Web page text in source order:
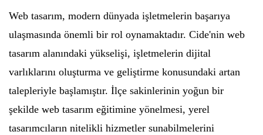
Web tasarım, modern dünyada işletmelerin başarıya
ulaşmasında önemli bir rol oynamaktadır. Cide'nin web
tasarım alanındaki yükselişi, işletmelerin dijital
varlıklarını oluşturma ve geliştirme konusundaki artan
talepleriyle başlamıştır. İlçe sakinlerinin yoğun bir
şekilde web tasarım eğitimine yönelmesi, yerel
tasarımcıların nitelikli hizmetler sunabilmelerini